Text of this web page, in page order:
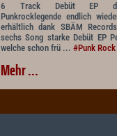
6 Track Debüt EP der
Punkrocklegende endlich
erhältlich dank SBÄM
sechs Song starke Debüt EP
welche schon frü ... #Punk Rock
Mehr ...